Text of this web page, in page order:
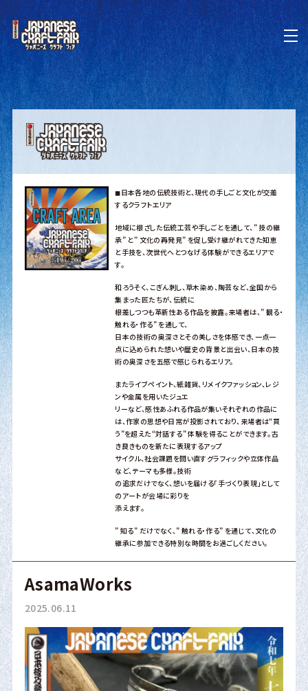
◼︎日本各地の伝統技術と、現代の手しごと文化が交差
するクラフトエリア
地域に根ざした伝統工芸や手しごとを通して、” 技の継
承” と” 文化の再発見” を促し受け継がれてきた知恵
と手技を、次世代へとつなげる体験ができるエリアで
す。
和ろうそく、こぎん刺し、草木染め、陶芸など、全国から
集まった匠たちが、伝統に
根差しつつも革新性ある作品を披露。来場者は、” 観る・
触れる・作る” を通して、
日本の技術の奥深さとその美しさを体感でき、一点一
点に込められた想いや歴史の背景と出会い、日本の技
術の奥深さを五感で感じられるエリア。
またライブペイント、紙雑貨、リメイクファッション、レジ
ンや金属を用いたジュエ
リーなど、感性あふれる作品が集いそれぞれの作品に
は、作家の思想や日常が投影されており、来場者は“買
う”を超えた“対話する” 体験を得ることができます。古
き良きものを新たに表現するアップ
サイクル、社会課題を問い直すグラフィックや立体作品
など、テーマも多様。技術
の追求だけでなく、想いを届ける「手づくり表現」として
のアートが会場に彩りを
添えます。
” 知る” だけでなく、” 触れる・作る” を通じて、文化の
継承に参加できる特別な時間をお過ごしください。
AsamaWorks
2025.06.11